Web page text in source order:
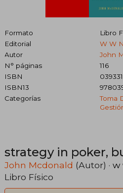
Formato
Libro
Editorial
W W
Autor
John
N° páginas
116
ISBN
ISBN13
Categorías
Toma
strategy in poker,
John Mcdonald (Autor) · w
Libro Físico